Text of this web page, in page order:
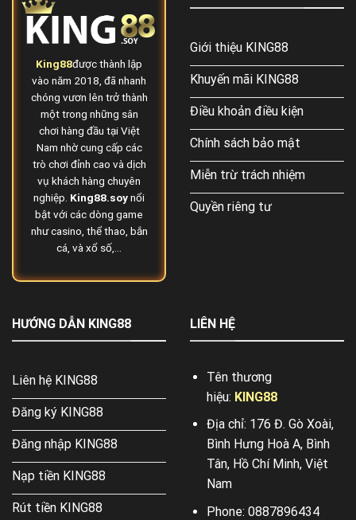
King88được thành lập
vào năm 2018, đã nhanh
chóng vươn lên trở thành
một trong những sân
chơi hàng đầu tại Việt
Nam nhờ cung cấp các
trò chơi đỉnh cao và dịch
vụ khách hàng chuyên
nghiệp. King88.soynổi
bật với các dòng game
như casino, thể thao, bắn
cá, và xổ số,...
Giới thiệu KING88
Khuyến mãi KING88
Điều khoản điều kiện
Chính sách bảo mật
Miễn trừ trách nhiệm
Quyền riêng tư
HƯỚNG DẪN KING88
Liên hệ KING88
Đăng ký KING88
Đăng nhập KING88
Nạp tiền KING88
Rút tiền KING88
LIÊN HỆ
Tên thương
hiệu: KING88
Địa chỉ: 176 Đ. Gò Xoài,
Bình Hưng Hoà A, Bình
Tân, Hồ Chí Minh, Việt
Nam
Phone: 0887896434